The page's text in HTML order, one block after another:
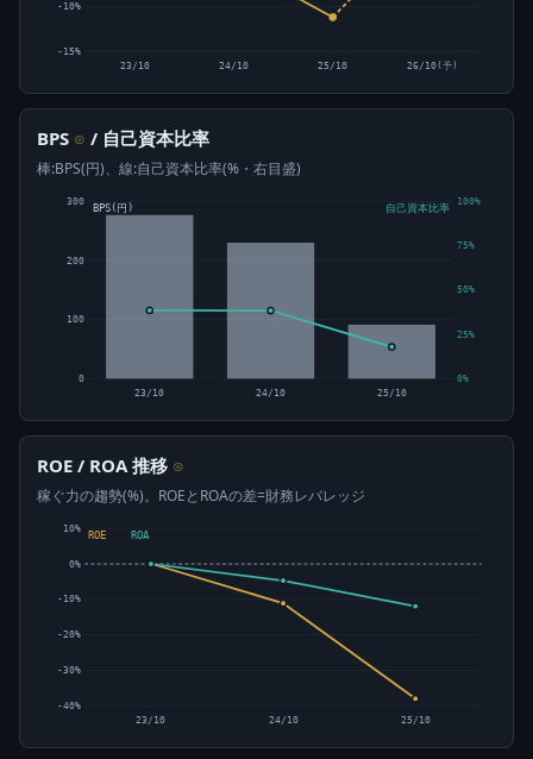
-15%
-10%
23/10 24/10 25/10 26/10(予)
BPS ⊙ / 自己資本比率
棒:BPS(円)、線:自己資本比率(%・右目盛)
0
100
200
300
0%
25%
50%
75%
100%
23/10 24/10 25/10
BPS(円) 自己資本比率
ROE / ROA 推移 ⊙
稼ぐ力の趨勢(%)。ROEとROAの差=財務レバレッジ
-40%
-30%
-20%
-10%
0%
10%
ROE ROA
23/10 24/10 25/10